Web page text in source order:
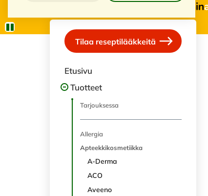
Tilaa reseptilääkkeitä
Etusivu
Tuotteet
Tarjouksessa
Allergia
Apteekkikosmetiikka
A-Derma
ACO
Aveeno